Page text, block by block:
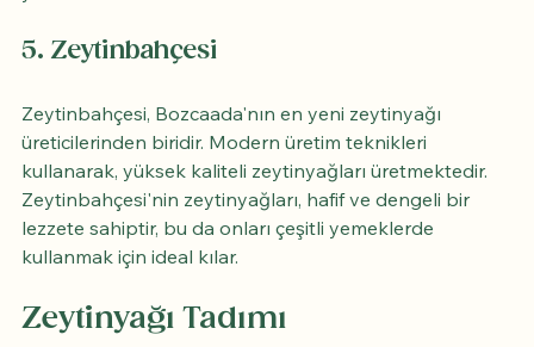
5. Zeytinbahçesi
Zeytinbahçesi, Bozcaada'nın en yeni zeytinyağı
üreticilerinden biridir. Modern üretim teknikleri
kullanarak, yüksek kaliteli zeytinyağları üretmektedir.
Zeytinbahçesi'nin zeytinyağları, hafif ve dengeli bir
lezzete sahiptir, bu da onları çeşitli yemeklerde
kullanmak için ideal kılar.
Zeytinyağı Tadımı